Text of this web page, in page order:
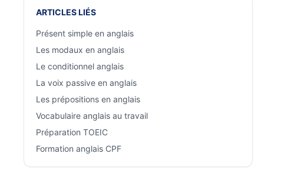
ARTICLES LIÉS
Présent simple en anglais
Les modaux en anglais
Le conditionnel anglais
La voix passive en anglais
Les prépositions en anglais
Vocabulaire anglais au travail
Préparation TOEIC
Formation anglais CPF